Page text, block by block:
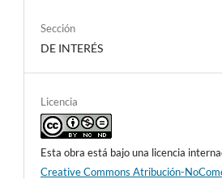
Sección
DE INTERÉS
Licencia
Esta obra está bajo una licencia
Creative Commons Atribución-